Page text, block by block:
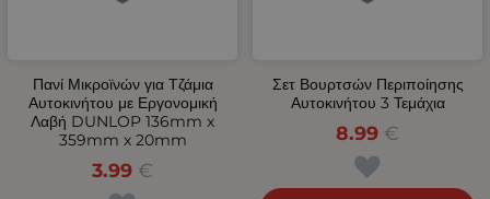
Πανί Μικροϊνών για Τζάμια
Αυτοκινήτου με Εργονομική
Λαβή DUNLOP 136mm x
359mm x 20mm
3.99 €
Σετ Βουρτσών Περιποίησης
Αυτοκινήτου 3 Τεμάχια
8.99 €